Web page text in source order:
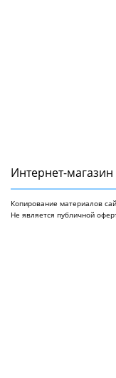
Интернет-
Копирование материалов
Не является публичной